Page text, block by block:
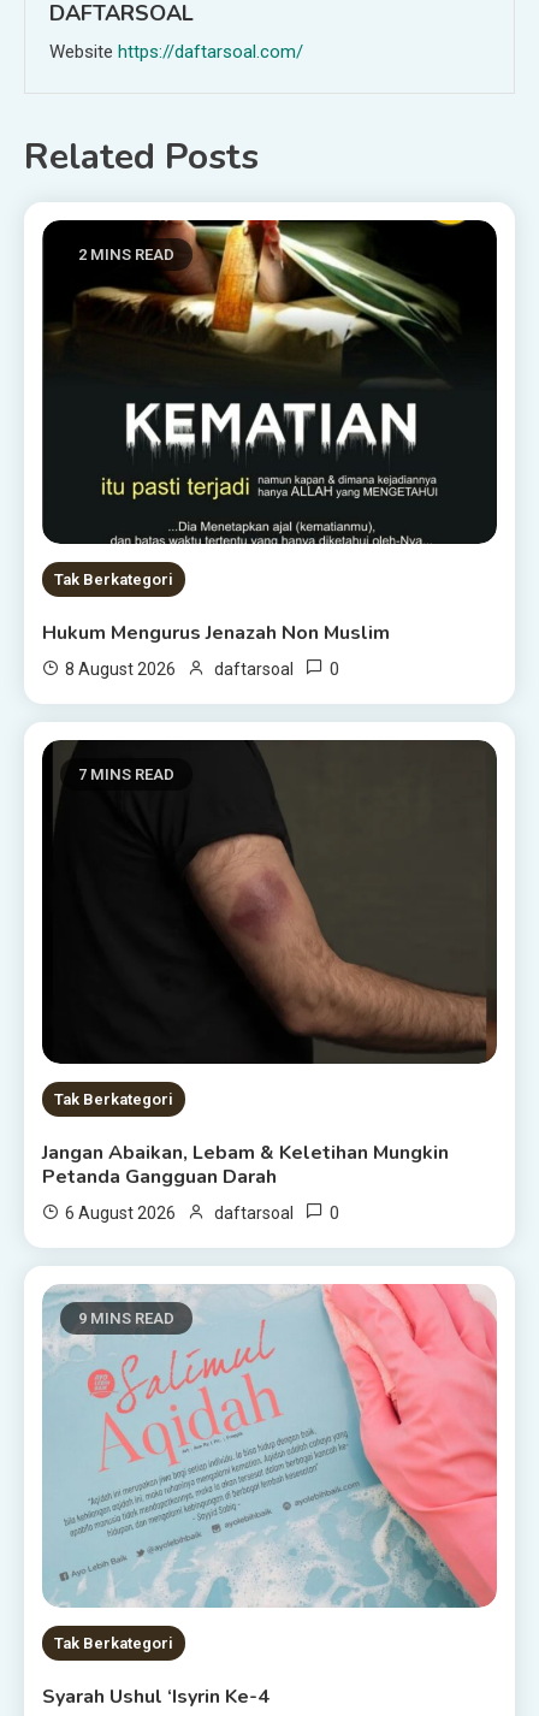
DAFTARSOAL
Website https://daftarsoal.com/
Related Posts
2 MINS READ
Tak Berkategori
Hukum Mengurus Jenazah Non Muslim
8 August 2026 daftarsoal 0
7 MINS READ
Tak Berkategori
Jangan Abaikan, Lebam & Keletihan Mungkin
Petanda Gangguan Darah
6 August 2026 daftarsoal 0
9 MINS READ
Tak Berkategori
Syarah Ushul ‘Isyrin Ke-4